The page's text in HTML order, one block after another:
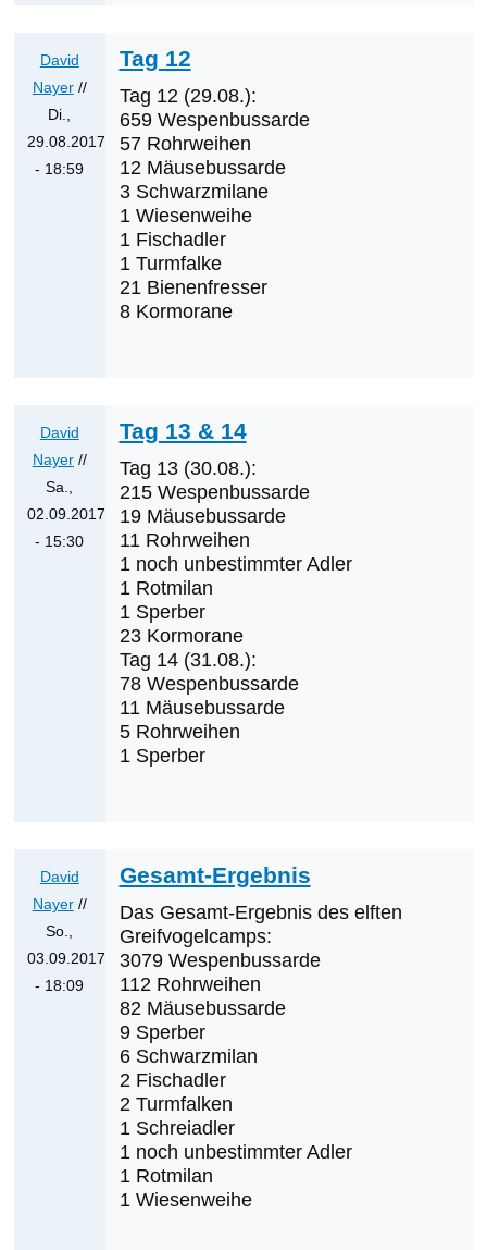
David
Nayer//
Di.,
29.08.2017
- 18:59
Tag 12
Tag 12 (29.08.):
659 Wespenbussarde
57 Rohrweihen
12 Mäusebussarde
3 Schwarzmilane
1 Wiesenweihe
1 Fischadler
1 Turmfalke
21 Bienenfresser
8 Kormorane
David
Nayer//
Sa.,
02.09.2017
- 15:30
Tag 13 & 14
Tag 13 (30.08.):
215 Wespenbussarde
19 Mäusebussarde
11 Rohrweihen
1 noch unbestimmter Adler
1 Rotmilan
1 Sperber
23 Kormorane
Tag 14 (31.08.):
78 Wespenbussarde
11 Mäusebussarde
5 Rohrweihen
1 Sperber
David
Nayer//
So.,
03.09.2017
- 18:09
Gesamt-Ergebnis
Das Gesamt-Ergebnis des elften
Greifvogelcamps:
3079 Wespenbussarde
112 Rohrweihen
82 Mäusebussarde
9 Sperber
6 Schwarzmilan
2 Fischadler
2 Turmfalken
1 Schreiadler
1 noch unbestimmter Adler
1 Rotmilan
1 Wiesenweihe